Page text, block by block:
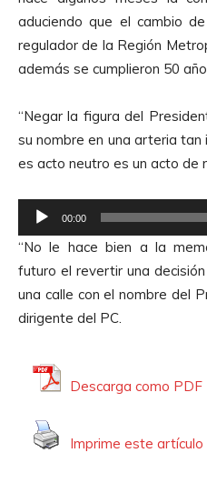
o
aduciendo que el cambio
regulador de la Región
además se cumplieron 50
“Negar la figura del
su nombre en una arteria
es acto neutro es un acto de
e
p
r
o
d
00:00
“No le hace bien a la
futuro el revertir una
una calle con el nombre del
dirigente del PC.
Descarga como PDF
Imprime este artículo